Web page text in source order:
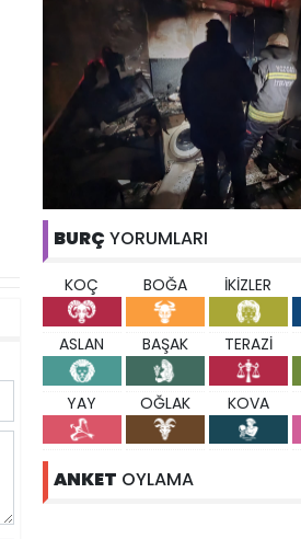
BURÇ YORUMLARI
KOÇ BOĞA İKİZLER
ASLAN BAŞAK TERAZİ
YAY OĞLAK KOVA
ANKET OYLAMA